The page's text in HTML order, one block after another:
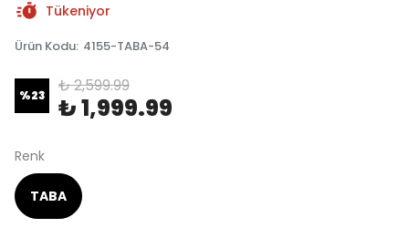
Tükeniyor
Ürün Kodu: 4155-TABA-54
%23 ₺ 2,599.99
₺ 1,999.99
Renk
TABA